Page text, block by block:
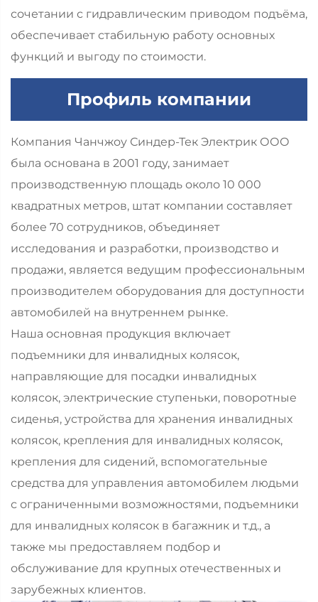
сочетании с гидравлическим приводом подъёма,
обеспечивает стабильную работу основных
функций и выгоду по стоимости.
Профиль компании
Компания Чанчжоу Синдер-Тек Электрик ООО
была основана в 2001 году, занимает
производственную площадь около 10 000
квадратных метров, штат компании составляет
более 70 сотрудников, объединяет
исследования и разработки, производство и
продажи, является ведущим профессиональным
производителем оборудования для доступности
автомобилей на внутреннем рынке.
Наша основная продукция включает
подъемники для инвалидных колясок,
направляющие для посадки инвалидных
колясок, электрические ступеньки, поворотные
сиденья, устройства для хранения инвалидных
колясок, крепления для инвалидных колясок,
крепления для сидений, вспомогательные
средства для управления автомобилем людьми
с ограниченными возможностями, подъемники
для инвалидных колясок в багажник и т.д., а
также мы предоставляем подбор и
обслуживание для крупных отечественных и
зарубежных клиентов.